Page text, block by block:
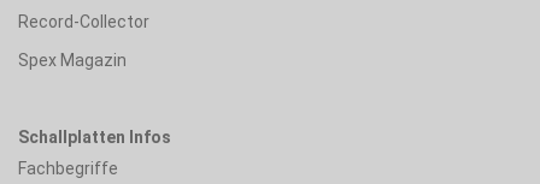
Record-Collector
Spex Magazin
Schallplatten Infos
Fachbegriffe